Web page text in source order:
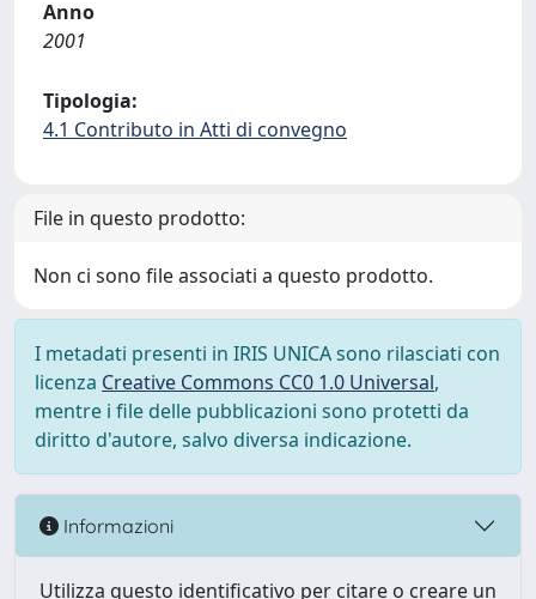
Anno
2001
Tipologia:
4.1 Contributo in Atti di convegno
File in questo prodotto:
Non ci sono file associati a questo prodotto.
I metadati presenti in IRIS UNICA sono rilasciati con
licenza Creative Commons CC0 1.0 Universal,
mentre i file delle pubblicazioni sono protetti da
diritto d'autore, salvo diversa indicazione.
Informazioni
Utilizza questo identificativo per citare o creare un